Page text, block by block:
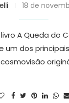
18 de
A Queda do
um dos